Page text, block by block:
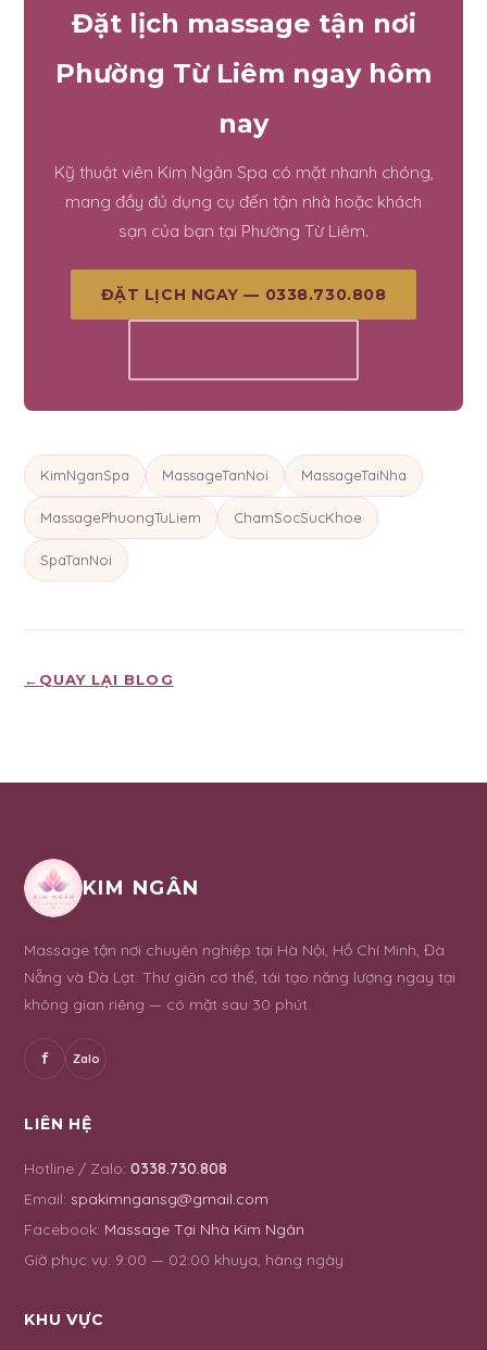
Đặt lịch massage tận nơi
Phường Từ Liêm ngay hôm
nay
Kỹ thuật viên Kim Ngân Spa có mặt nhanh chóng,
mang đầy đủ dụng cụ đến tận nhà hoặc khách
sạn của bạn tại Phường Từ Liêm.
ĐẶT LỊCH NGAY — 0338.730.808
KimNganSpa MassageTanNoi MassageTaiNha
MassagePhuongTuLiem ChamSocSucKhoe
SpaTanNoi
← QUAY LẠI BLOG
KIM NGÂN
Massage tận nơi chuyên nghiệp tại Hà Nội, Hồ Chí Minh, Đà
Nẵng và Đà Lạt. Thư giãn cơ thể, tái tạo năng lượng ngay tại
không gian riêng — có mặt sau 30 phút.
f Zalo
LIÊN HỆ
Hotline / Zalo: 0338.730.808
Email: spakimngansg@gmail.com
Facebook: Massage Tại Nhà Kim Ngân
Giờ phục vụ: 9:00 — 02:00 khuya, hàng ngày
KHU VỰC